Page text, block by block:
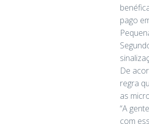
pago
De
regra
as
“A
com